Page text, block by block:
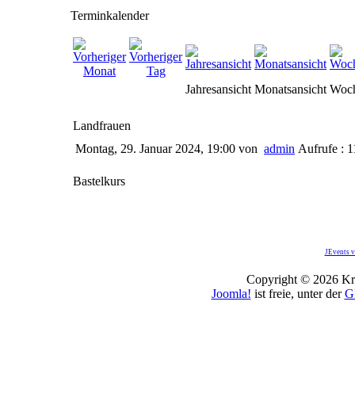
Terminkalender
Jahresansicht Monatsansicht
Landfrauen
Montag, 29. Januar 2024, 19:00 von admin Aufrufe :
Bastelkurs
JEvents
Copyright © 2026
Joomla! ist freie, unter der